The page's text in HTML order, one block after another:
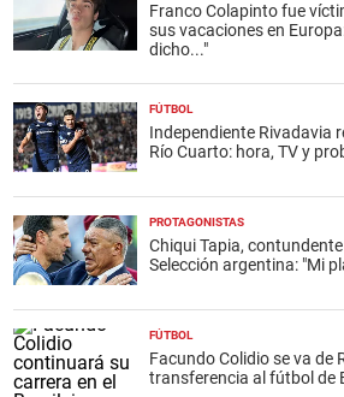
Franco Colapinto fue
sus vacaciones en
dicho..."
FÚTBOL
Independiente Rivadavia
Río Cuarto: hora, TV y
PROTAGONISTAS
Chiqui Tapia,
Selección argentina: "Mi
FÚTBOL
Facundo Colidio se va de
transferencia al fútbol de